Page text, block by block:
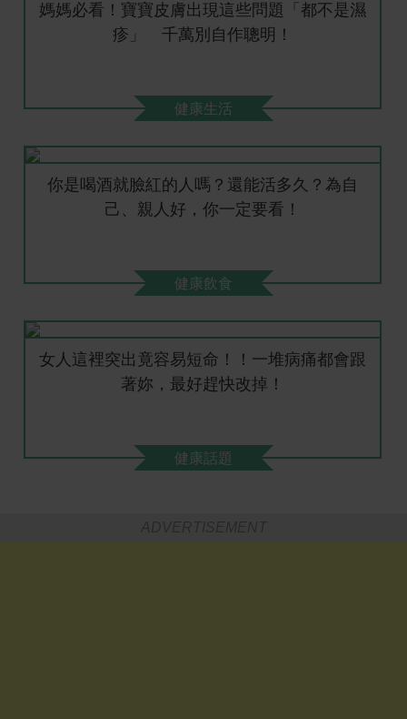
媽媽必看！寶寶皮膚出現這些問題「都不是濕
疹」 千萬別自作聰明！
健康生活
你是喝酒就臉紅的人嗎？還能活多久？為自
己、親人好，你一定要看！
健康飲食
女人這裡突出竟容易短命！！一堆病痛都會跟
著妳，最好趕快改掉！
健康話題